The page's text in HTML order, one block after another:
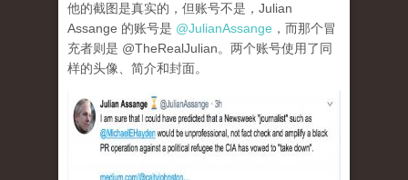
他的截图是真实的，但账号不是，Julian
Assange 的账号是 @JulianAssange ，而那个冒
充者则是 @TheRealJulian。两个账号使用了同
样的头像、简介和封面。